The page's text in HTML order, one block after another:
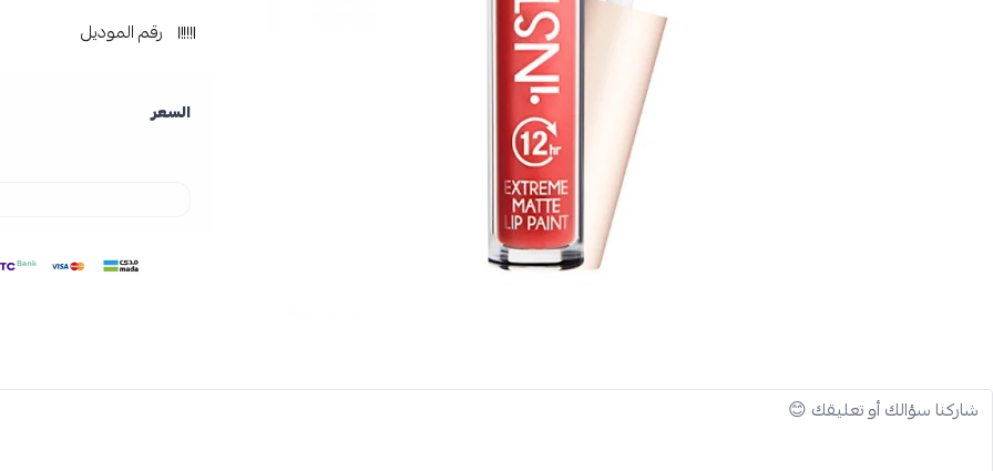
رقم الموديل
السعر